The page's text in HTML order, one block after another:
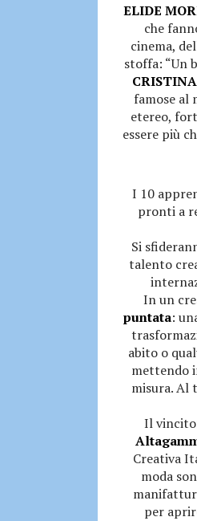
ELIDE
che
cinema,
stoffa: “Un
famose al
etereo,
essere più
I 10
pronti a
Si
talento
In un
puntata:
abito o
mettendo
misura. Al
Il
Creativa
moda
per